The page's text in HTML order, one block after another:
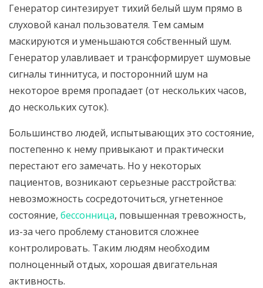
Генератор синтезирует тихий белый шум прямо в
слуховой канал пользователя. Тем самым
маскируются и уменьшаются собственный шум.
Генератор улавливает и трансформирует шумовые
сигналы тиннитуса, и посторонний шум на
некоторое время пропадает (от нескольких часов,
до нескольких суток).
Большинство людей, испытывающих это состояние,
постепенно к нему привыкают и практически
перестают его замечать. Но у некоторых
пациентов, возникают серьезные расстройства:
невозможность сосредоточиться, угнетенное
состояние, бессонница, повышенная тревожность,
из-за чего проблему становится сложнее
контролировать. Таким людям необходим
полноценный отдых, хорошая двигательная
активность.